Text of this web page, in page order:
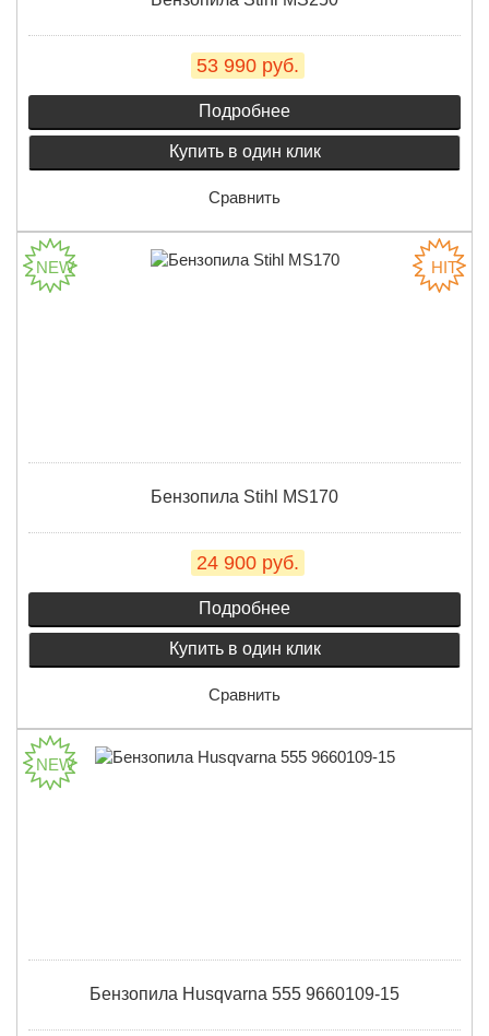
53 990 руб.
Подробнее
Купить в один клик
Сравнить
Бензопила Stihl MS170
24 900 руб.
Подробнее
Купить в один клик
Сравнить
Бензопила Husqvarna 555 9660109-15